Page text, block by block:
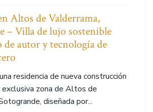
Altos de Valderrama,
– Villa de lujo sostenible
de autor y tecnología de
residencia de nueva construcción
exclusiva zona de Altos de
diseñada por...